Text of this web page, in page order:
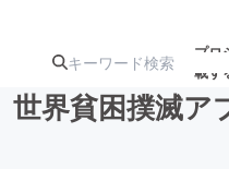
プロ
載す
世界貧困撲滅ア